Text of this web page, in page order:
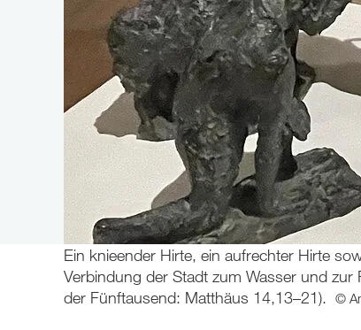
Ein knieender Hirte, ein aufrechter Hirte
Verbindung der Stadt zum Wasser und
der Fünftausend: Matthäus 14,13–21).
©